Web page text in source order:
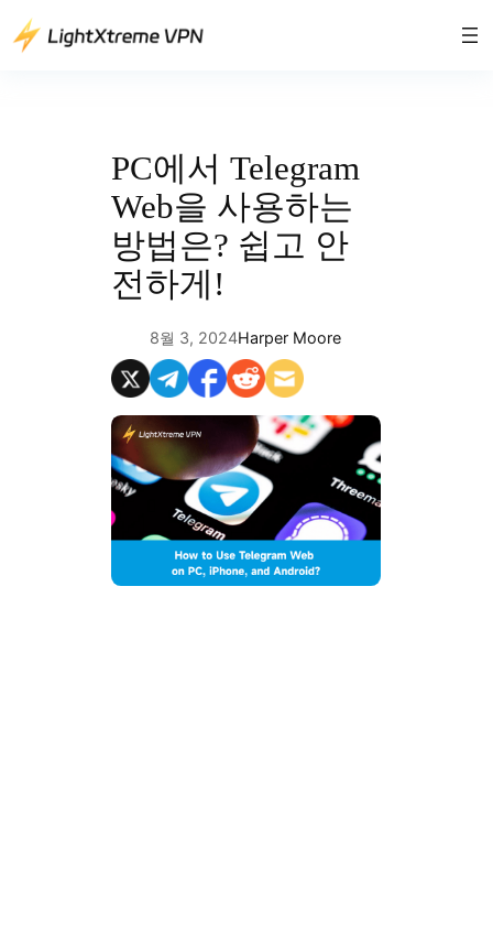
텐
PC에서 Telegram
Web을 사용하는
방법은? 쉽고 안
전하게!
8월 3, 2024Harper Moore